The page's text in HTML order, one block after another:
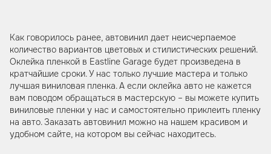
Как говорилось ранее, автовинил дает неисчерпаемое
количество вариантов цветовых и стилистических решений.
Оклейка пленкой в Eastline Garage будет произведена в
кратчайшие сроки. У нас только лучшие мастера и только
лучшая виниловая пленка. А если оклейка авто не кажется
вам поводом обращаться в мастерскую – вы можете купить
виниловые пленки у нас и самостоятельно приклеить пленку
на авто. Заказать автовинил можно на нашем красивом и
удобном сайте, на котором вы сейчас находитесь.